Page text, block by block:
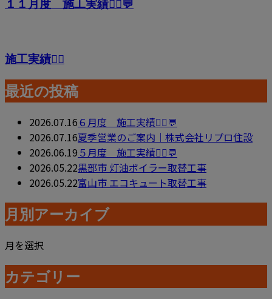
１１月度 施工実績👷‍♂️💬
施工実績👷‍♂️
最近の投稿
2026.07.16６月度 施工実績👷‍♂️💬
2026.07.16夏季営業のご案内｜株式会社リプロ住設
2026.06.19 ５月度 施工実績👷‍♂️💬
2026.05.22黒部市 灯油ボイラー取替工事
2026.05.22富山市 エコキュート取替工事
月別アーカイブ
月を選択
カテゴリー